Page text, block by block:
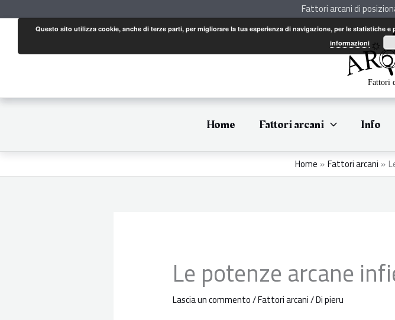
al
contenuto
Fattori arcani di
Home Fattori arcani Info
Home Fattori arcani
Le potenze arcane
Lascia un commento/Fattori arcani/ Dipieru
Questo sito utilizza cookie, anche di terze parti, per migliorare la tua esperienza di navigazione, per le
informazioni